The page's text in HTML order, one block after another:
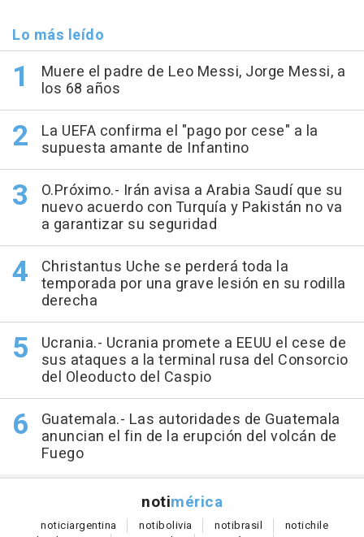
Lo más leído
Muere el padre de Leo Messi, Jorge Messi, a
los 68 años
La UEFA confirma el "pago por cese" a la
supuesta amante de Infantino
O.Próximo.- Irán avisa a Arabia Saudí que su
nuevo acuerdo con Turquía y Pakistán no va
a garantizar su seguridad
Christantus Uche se perderá toda la
temporada por una grave lesión en su rodilla
derecha
Ucrania.- Ucrania promete a EEUU el cese de
sus ataques a la terminal rusa del Consorcio
del Oleoducto del Caspio
Guatemala.- Las autoridades de Guatemala
anuncian el fin de la erupción del volcán de
Fuego
notimérica
noticiargentina notibolivia notibrasil notichile